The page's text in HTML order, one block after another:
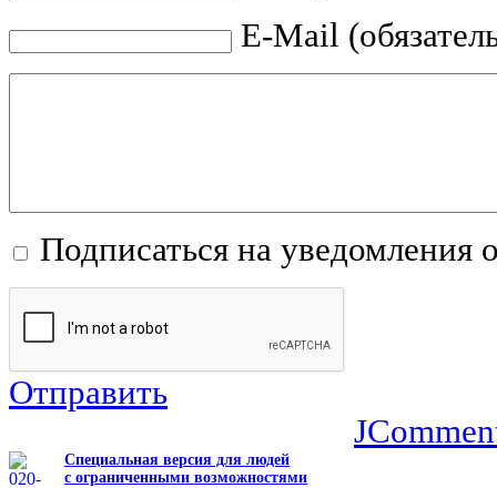
E-Mail
Подписаться на уведомления
Отправить
Специальная версия для людей
с ограниченными возможностями